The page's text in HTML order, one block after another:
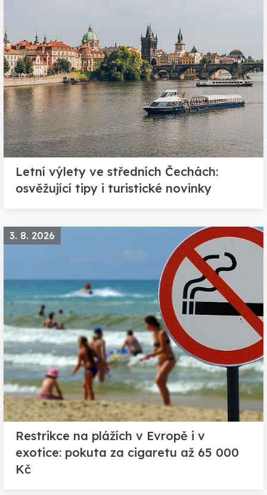
Letní výlety ve středních Čechách:
osvěžující tipy i turistické novinky
3. 8. 2026
Restrikce na plážích v Evropě i v
exotice: pokuta za cigaretu až 65 000
Kč